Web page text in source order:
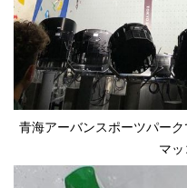
青海アーバンスポーツパー
マ